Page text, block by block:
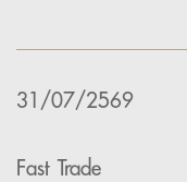
31/07/2569
Fast Trade